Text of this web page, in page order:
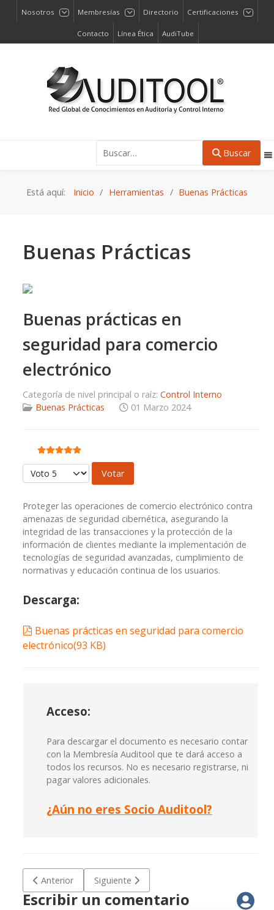
Nosotros Membresías Directorio Certificaciones
Contacto Línea Ética AudiTube
Buscar
Está aquí: Inicio Herramientas Buenas Prácticas
Buenas Prácticas
Buenas prácticas en
seguridad para comercio
electrónico
Categoría de nivel principal o raíz: Control Interno
Buenas Prácticas
01 Marzo 2024
Ratio:5/5
Por favor, vote
Proteger las operaciones de comercio electrónico contra
amenazas de seguridad cibernética, asegurando la
integridad de las transacciones y la protección de la
información de clientes mediante la implementación de
tecnologías de seguridad avanzadas, cumplimiento de
normativas y educación continua de los usuarios.
Descarga:
pdf
Buenas prácticas en seguridad para comercio
electrónico(93 KB)
Acceso:
Para descargar el documento es necesario contar
con la Membresía Auditool que te dará acceso a
todos los recursos. No es necesario registrarse, ni
pagar valores adicionales.
¿Aún no eres Socio Auditool?
Artículo anterior: Buenas prácticas para diseñar un plan
Anterior Artículo siguiente: Buenas prácticas para
Siguiente
Escribir un comentario